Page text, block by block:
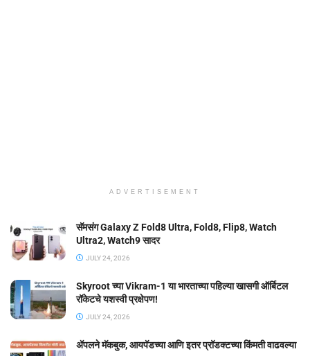
ADVERTISEMENT
सॅमसंग Galaxy Z Fold8 Ultra, Fold8, Flip8, Watch
Ultra2, Watch9 सादर
JULY 24, 2026
Skyroot च्या Vikram-1 या भारताच्या पहिल्या खासगी ऑर्बिटल
रॉकेटचे यशस्वी प्रक्षेपण!
JULY 24, 2026
ॲपलने मॅकबुक, आयपॅडच्या आणि इतर प्रॉडक्टच्या किंमती वाढवल्या